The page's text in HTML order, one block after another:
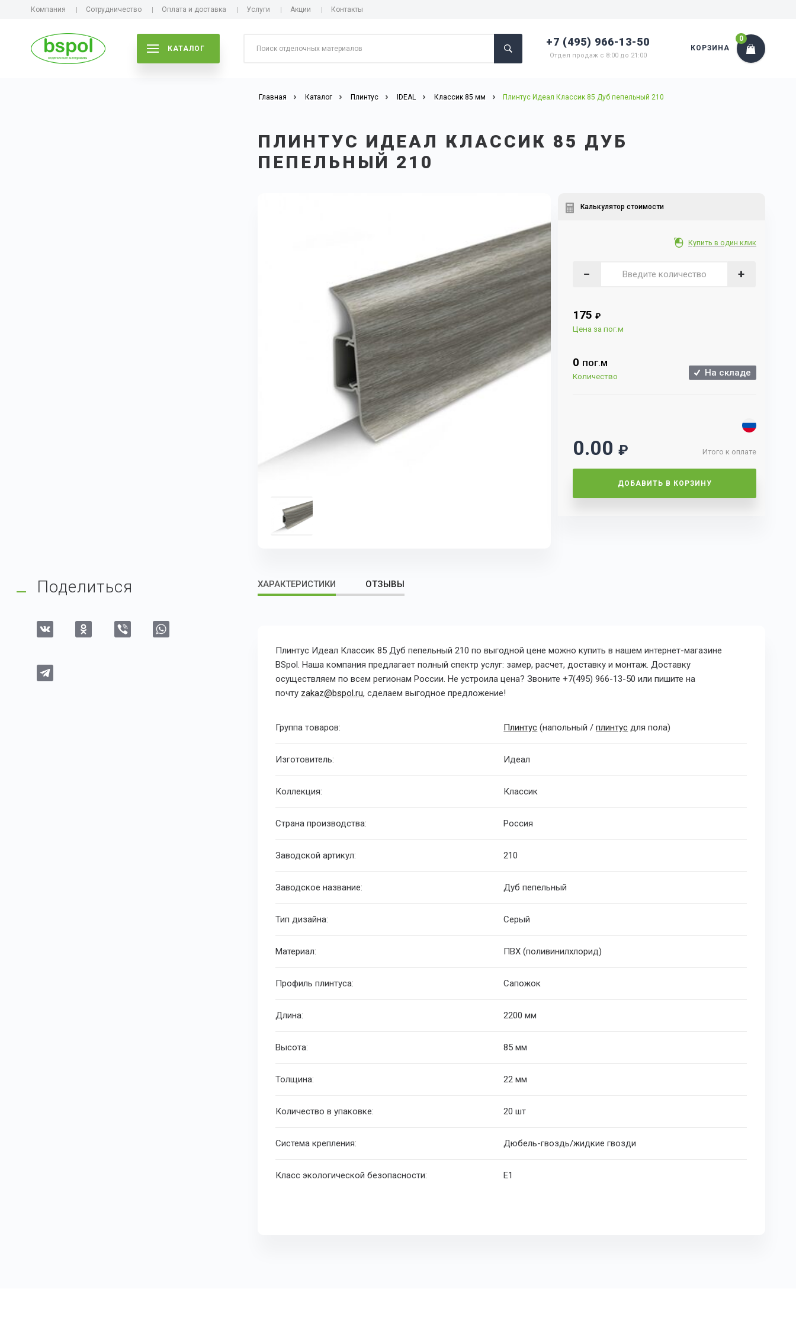
Компания Сотрудничество Оплата и доставка Услуги Акции Контакты
КАТАЛОГ
+7 (495) 966-13-50
Отдел продаж с 8:00 до 21:00
КОРЗИНА
0
Главная Каталог Плинтус IDEAL Классик 85 мм Плинтус Идеал Классик 85 Дуб пепельный 210
ПЛИНТУС ИДЕАЛ КЛАССИК 85 ДУБ
ПЕПЕЛЬНЫЙ 210
Калькулятор стоимости
Купить в один клик
− +
175 ₽
Цена за пог.м
0 ПОГ.М
Количество На складе
Итого к оплате
0.00 ₽
ДОБАВИТЬ В КОРЗИНУ
ХАРАКТЕРИСТИКИ ОТЗЫВЫ
Плинтус Идеал Классик 85 Дуб пепельный 210 по выгодной цене можно купить в нашем интернет-магазине
BSpol. Наша компания предлагает полный спектр услуг: замер, расчет, доставку и монтаж. Доставку
осуществляем по всем регионам России. Не устроила цена? Звоните +7(495) 966-13-50 или пишите на
почту zakaz@bspol.ru, сделаем выгодное предложение!
Группа товаров: Плинтус (напольный /плинтус для пола)
Изготовитель: Идеал
Коллекция: Классик
Страна производства: Россия
Заводской артикул: 210
Заводское название: Дуб пепельный
Тип дизайна: Серый
Материал: ПВХ (поливинилхлорид)
Профиль плинтуса: Сапожок
Длина: 2200 мм
Высота: 85 мм
Толщина: 22 мм
Количество в упаковке: 20 шт
Система крепления: Дюбель-гвоздь/жидкие гвозди
Класс экологической безопасности: E1
Поделиться